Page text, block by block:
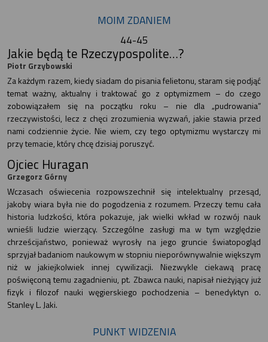
MOIM ZDANIEM
44-45
Jakie będą te Rzeczypospolite…?
Piotr Grzybowski
Za każdym razem, kiedy siadam do pisania felietonu, staram się podjąć
temat ważny, aktualny i traktować go z optymizmem – do czego
zobowiązałem się na początku roku – nie dla „pudrowania”
rzeczywistości, lecz z chęci zrozumienia wyzwań, jakie stawia przed
nami codziennie życie. Nie wiem, czy tego optymizmu wystarczy mi
przy temacie, który chcę dzisiaj poruszyć.
Ojciec Huragan
Grzegorz Górny
Wczasach oświecenia rozpowszechnił się intelektualny przesąd,
jakoby wiara była nie do pogodzenia z rozumem. Przeczy temu cała
historia ludzkości, która pokazuje, jak wielki wkład w rozwój nauk
wnieśli ludzie wierzący. Szczególne zasługi ma w tym względzie
chrześcijaństwo, ponieważ wyrosły na jego gruncie światopogląd
sprzyjał badaniom naukowym w stopniu nieporównywalnie większym
niż w jakiejkolwiek innej cywilizacji. Niezwykle ciekawą pracę
poświęconą temu zagadnieniu, pt. Zbawca nauki, napisał nieżyjący już
fizyk i filozof nauki węgierskiego pochodzenia – benedyktyn o.
Stanley L. Jaki.
PUNKT WIDZENIA